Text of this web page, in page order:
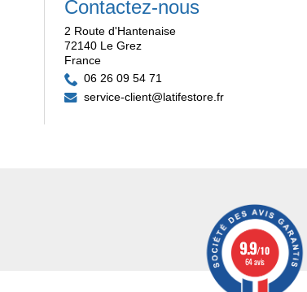
Contactez-nous
2 Route d'Hantenaise
72140 Le Grez
France
06 26 09 54 71
service-client@latifestore.fr
9.9/10
64 avis